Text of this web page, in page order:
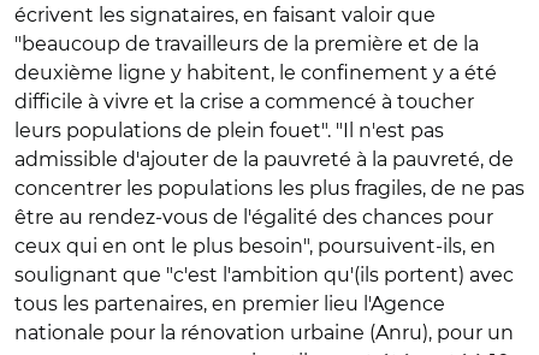
écrivent les signataires, en faisant valoir que
"beaucoup de travailleurs de la première et de la
deuxième ligne y habitent, le confinement y a été
difficile à vivre et la crise a commencé à toucher
leurs populations de plein fouet". "Il n'est pas
admissible d'ajouter de la pauvreté à la pauvreté, de
concentrer les populations les plus fragiles, de ne pas
être au rendez-vous de l'égalité des chances pour
ceux qui en ont le plus besoin", poursuivent-ils, en
soulignant que "c'est l'ambition qu'(ils portent) avec
tous les partenaires, en premier lieu l'Agence
nationale pour la rénovation urbaine (Anru), pour un